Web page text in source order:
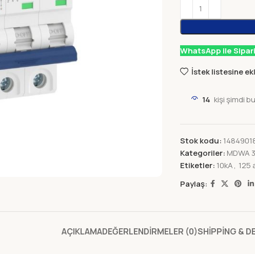
WhatsApp ile
İstek listesine
14 kişi şimdi
Stok kodu:
Kategoriler: MDWA
Etiketler: 10kA, 125
Paylaş:
AÇIKLAMADEĞERLENDIRMELER (0)SHIPPING &